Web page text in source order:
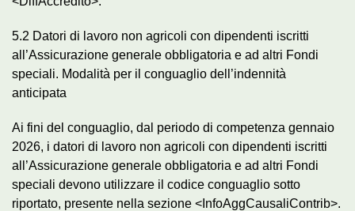
5.2 Datori di lavoro non agricoli con dipendenti iscritti
all’Assicurazione generale obbligatoria e ad altri Fondi
speciali. Modalità per il conguaglio dell’indennità
anticipata
Ai fini del conguaglio, dal periodo di competenza gennaio
2026, i datori di lavoro non agricoli con dipendenti iscritti
all’Assicurazione generale obbligatoria e ad altri Fondi
speciali devono utilizzare il codice conguaglio sotto
riportato, presente nella sezione <InfoAggCausaliContrib>.